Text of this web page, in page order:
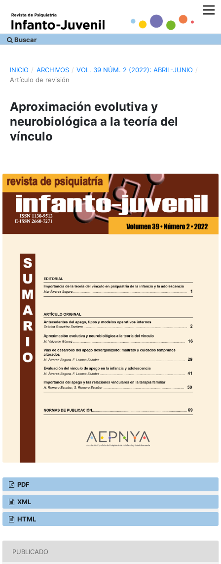
Buscar
INICIO / ARCHIVOS / VOL. 39 NÚM. 2 (2022): ABRIL-JUNIO /
Artículo de revisión
Aproximación evolutiva y
neurobiológica a la teoría del
vínculo
PDF
XML
HTML
PUBLICADO